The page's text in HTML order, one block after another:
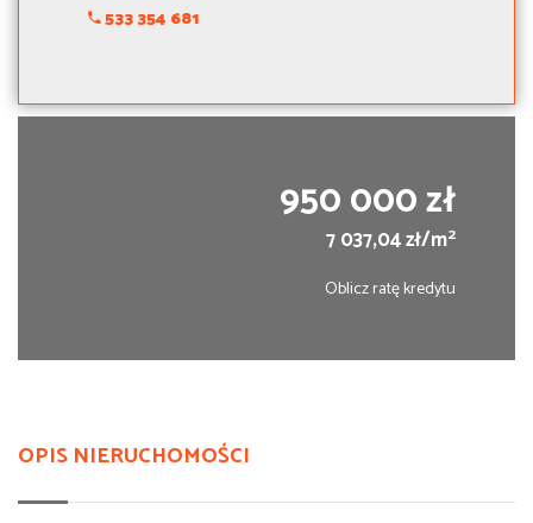
533 354 681
950 000 zł
7 037,04 zł/m2
Oblicz ratę kredytu
OPIS NIERUCHOMOŚCI